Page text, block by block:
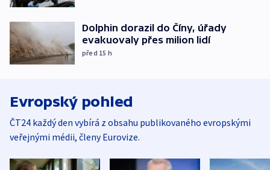
Dolphin dorazil do Číny, úřady
evakuovaly přes milion lidí
před 15 h
Evropský pohled
ČT24 každý den vybírá z obsahu publikovaného evropskými
veřejnými médii, členy Eurovize.